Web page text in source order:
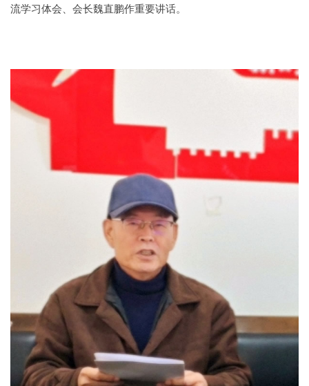
流学习体会、会长魏直鹏作重要讲话。